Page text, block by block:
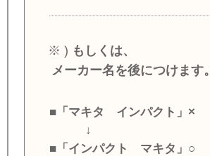
※ ) もしくは、
メーカー名を後につけます。
■「マキタ インパクト」×
↓
■「インパクト マキタ」○